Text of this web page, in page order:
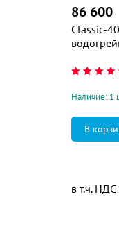
Classic-
86 600
Наличие: 1
в т.ч. НДС